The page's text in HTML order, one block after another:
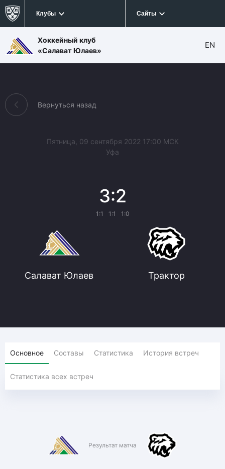
Клубы Сайты
Хоккейный клуб
«Салават Юлаев»
EN
Вернуться назад
Салават Юлаев
Пятница, 09 сентября 2022 17:00 МСК
Уфа
3:2
1:1 1:1 1:0
Трактор
Основное Составы Статистика История встреч
Статистика всех встреч
Результат матча